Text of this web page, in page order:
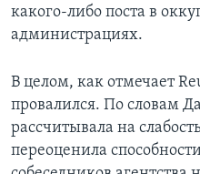
какого-либо поста в
администрациях.
В целом, как отмечает
провалился. По словам
рассчитывала на
переоценила